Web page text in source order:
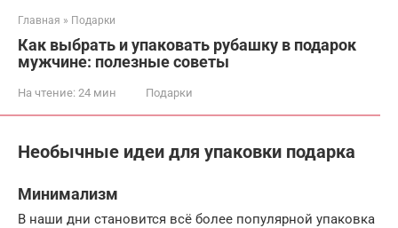
Главная » Подарки
Как выбрать и упаковать рубашку в подарок
мужчине: полезные советы
На чтение: 24 мин Подарки
Необычные идеи для упаковки подарка
Минимализм
В наши дни становится всё более популярной упаковка